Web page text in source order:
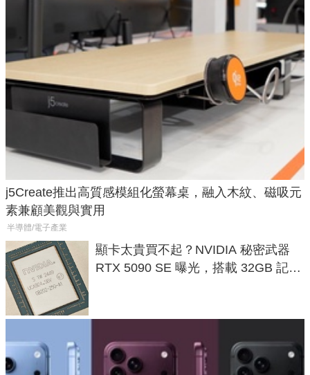
j5Create推出高質感模組化螢幕桌，融入木紋、磁吸元
素兼顧美觀與實用
半導體/電子產業
顯卡太貴買不起？NVIDIA 秘密武器
RTX 5090 SE 曝光，搭載 32GB 記憶